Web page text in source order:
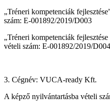
„Tréneri kompetenciák
szám: E-001892/2019/D003
„Tréneri kompetenciák
vételi szám: E-001892/2019/D004
3. Cégnév: VUCA-ready Kft.
A képző nyilvántartásba vételi